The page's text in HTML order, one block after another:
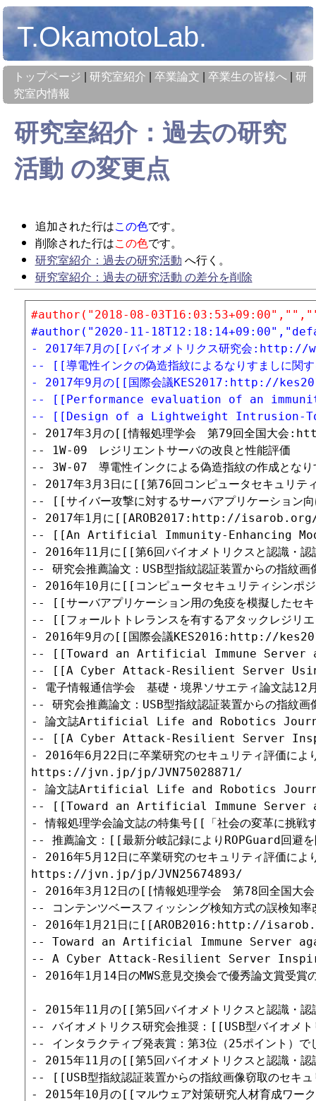
T.OkamotoLab.
トップページ |研究室紹介 |卒業論文 |卒業生の皆様へ |研
究室内情報
研究室紹介：過去の研究
活動 の変更点
追加された行はこの色です。
削除された行はこの色です。
研究室紹介：過去の研究活動 へ行く。
研究室紹介：過去の研究活動 の差分を削除
#author("2018-08-
#author("2020-11-
- 2017年7月の[[バイオメトリクス研究会
-- [[導電性インクの偽造指紋によるなりすまし
- 2017年9月の[[国際会議KES2017:http://
-- [[Performance evaluation of an
-- [[Design of a Lightweight Intrusion-
- 2017年3月の[[情報処理学会　第79回全国
-- 1W-09　レジリエントサーバの改良と性能評価
-- 3W-07　導電性インクによる偽造指紋の作成となり
- 2017年3月3日に[[第76回コンピュータセキ
-- [[サイバー攻撃に対するサーバアプリケー
- 2017年1月に[[AROB2017:http://isarob.org/
-- [[An Artificial Immunity-Enhancing
- 2016年11月に[[第6回バイオメトリクスと認識
-- 研究会推薦論文：USB型指紋認証装置からの指紋画
- 2016年10月に[[コンピュータセキュリティシ
-- [[サーバアプリケーション用の免疫を模擬し
-- [[フォールトトレランスを有するアタックレ
- 2016年9月の[[国際会議KES2016:http://
-- [[Toward an Artificial Immune Server
-- [[A Cyber Attack-Resilient Server
- 電子情報通信学会　基礎・境界ソサエティ論文誌12
-- 研究会推薦論文：USB型指紋認証装置からの指紋画
- 論文誌Artificial Life and Robotics Journal
-- [[A Cyber Attack-Resilient Server
- 2016年6月22日に卒業研究のセキュリティ評価によ
https://jvn.jp/jp/JVN75028871/
- 論文誌Artificial Life and Robotics Journal
-- [[Toward an Artificial Immune Server
- 情報処理学会論文誌の特集号[[「社会の変革
-- 推薦論文：[[最新分岐記録により
- 2016年5月12日に卒業研究のセキュリティ評価によ
https://jvn.jp/jp/JVN25674893/
- 2016年3月12日の[[情報処理学会　第78回全
-- コンテンツベースフィッシング検知方式の誤検知率
- 2016年1月21日に[[AROB2016:http://
-- Toward an Artificial Immune Server
-- A Cyber Attack-Resilient Server
- 2016年1月14日のMWS意見交換会で優秀論文賞受賞
- 2015年11月の[[第5回バイオメトリクスと認識
-- バイオメトリクス研究会推奨：[[USB型バイ
-- インタラクティブ発表賞：第3位（25ポイント）で
- 2015年11月の[[第5回バイオメトリクスと認
-- [[USB型指紋認証装置からの指紋画像窃取の
- 2015年10月の[[マルウェア対策研究人材育成ワ